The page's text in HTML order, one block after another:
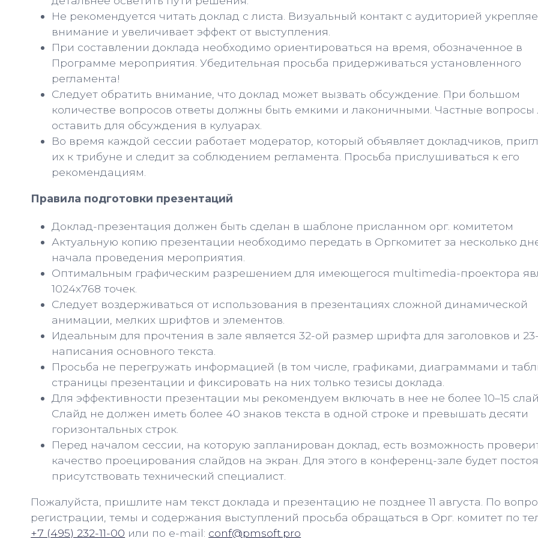
Не рекомендуется читать доклад с листа. Визуальный контакт с аудиторией
внимание и увеличивает эффект от выступления.
При составлении доклада необходимо ориентироваться на время, обозначенное в
Программе мероприятия. Убедительная просьба придерживаться установленного
регламента!
Следует обратить внимание, что доклад может вызвать обсуждение. При большом
количестве вопросов ответы должны быть емкими и лаконичными. Частные
оставить для обсуждения в кулуарах.
Во время каждой сессии работает модератор, который объявляет докладчиков,
их к трибуне и следит за соблюдением регламента. Просьба прислушиваться к его
рекомендациям.
Правила подготовки презентаций
Доклад-презентация должен быть сделан в шаблоне присланном орг. комитетом
Актуальную копию презентации необходимо передать в Оргкомитет за несколько
начала проведения мероприятия.
Оптимальным графическим разрешением для имеющегося multimedia-проектора
1024х768 точек.
Следует воздерживаться от использования в презентациях сложной динамической
анимации, мелких шрифтов и элементов.
Идеальным для прочтения в зале является 32-ой размер шрифта для заголовков и
написания основного текста.
Просьба не перегружать информацией (в том числе, графиками, диаграммами и
страницы презентации и фиксировать на них только тезисы доклада.
Для эффективности презентации мы рекомендуем включать в нее не более 10–15
Слайд не должен иметь более 40 знаков текста в одной строке и превышать десяти
горизонтальных строк.
Перед началом сессии, на которую запланирован доклад, есть возможность
качество проецирования слайдов на экран. Для этого в конференц-зале будет
присутствовать технический специалист.
Пожалуйста, пришлите нам текст доклада и презентацию не позднее 11 августа. По
регистрации, темы и содержания выступлений просьба обращаться в Орг. комитет по
+7 (495) 232-11-00 или по e-mail: conf@pmsoft.pro